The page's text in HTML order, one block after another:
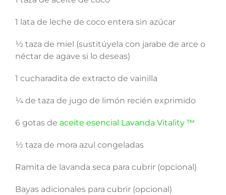
1 lata de leche de coco entera sin azúcar
½ taza de miel (sustitúyela con jarabe de arce o
néctar de agave si lo deseas)
1 cucharadita de extracto de vainilla
¼ de taza de jugo de limón recién exprimido
6 gotas de aceite esencial Lavanda Vitality ™
½ taza de mora azul congeladas
Ramita de lavanda seca para cubrir (opcional)
Bayas adicionales para cubrir (opcional)